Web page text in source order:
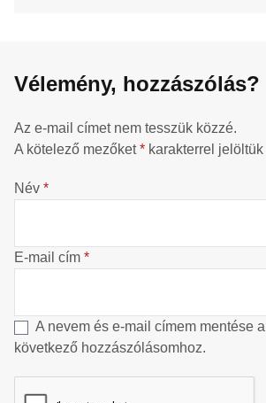
Vélemény, hozzászólás?
Az e-mail címet nem tesszük közzé.
A kötelező mezőket* karakterrel jelöltük
Név *
E-mail cím *
A nevem és e-mail címem mentése
következő hozzászólásomhoz.